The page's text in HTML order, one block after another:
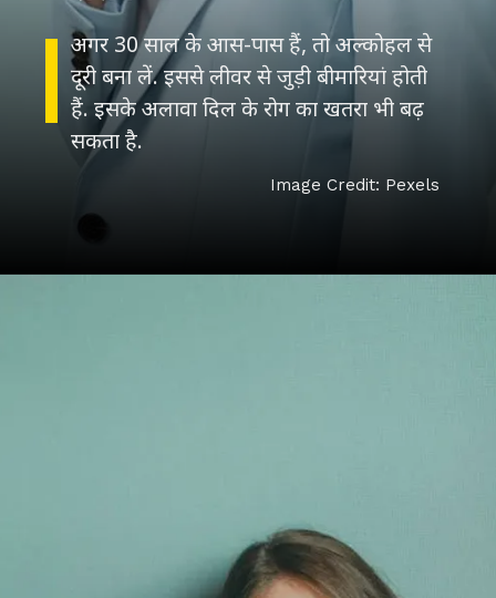
अगर 30 साल के आस-पास हैं, तो अल्कोहल से
दूरी बना लें. इससे लीवर से जुड़ी बीमारियां होती
हैं. इसके अलावा दिल के रोग का खतरा भी बढ़
सकता है.
Image Credit: Pexels